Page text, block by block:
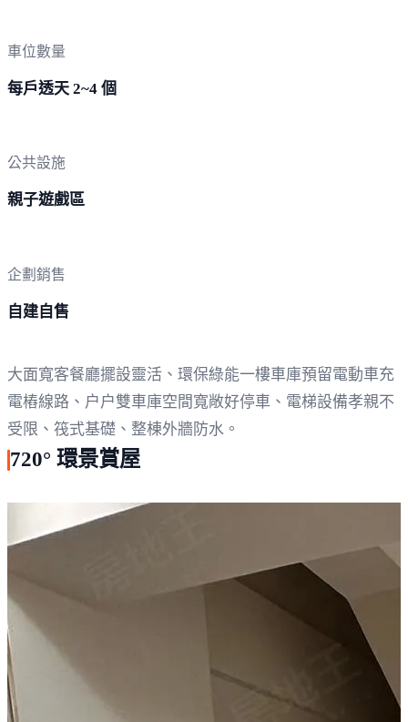
車位數量
每戶透天 2~4 個
公共設施
親子遊戲區
企劃銷售
自建自售
大面寬客餐廳擺設靈活、環保綠能一樓車庫預留電動車充
電樁線路、户户雙車庫空間寬敞好停車、電梯設備孝親不
受限、筏式基礎、整棟外牆防水。
720° 環景賞屋